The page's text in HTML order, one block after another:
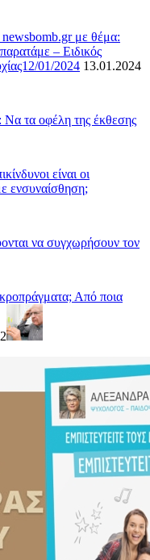
με θέμα:
– Ειδικός
01/2024 13.01.2024
Να τα οφέλη της έκθεσης
είναι οι
ενσυναίσθηση;
να συγχωρήσουν τον
Από ποια